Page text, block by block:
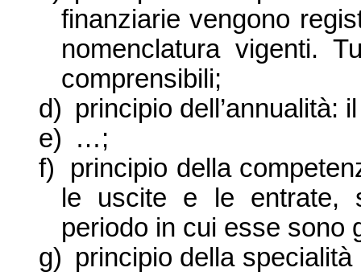
finanziarie vengono
nomenclatura vigenti.
comprensibili;
d) principio dell’annualità:
e)
…;
f)
principio della
le uscite e le entrate,
periodo in cui esse sono
g) principio della